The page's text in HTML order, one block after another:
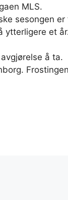
MLS.
sesongen
ytterligere et
å ta.